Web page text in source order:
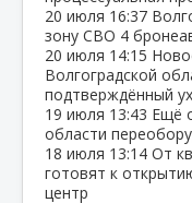
20 июля 16:37
зону СВО 4
20 июля 14:15
Волгоградской
подтверждённый
19 июля 13:43 Ещё
области
18 июля 13:14 От
готовят к
центр